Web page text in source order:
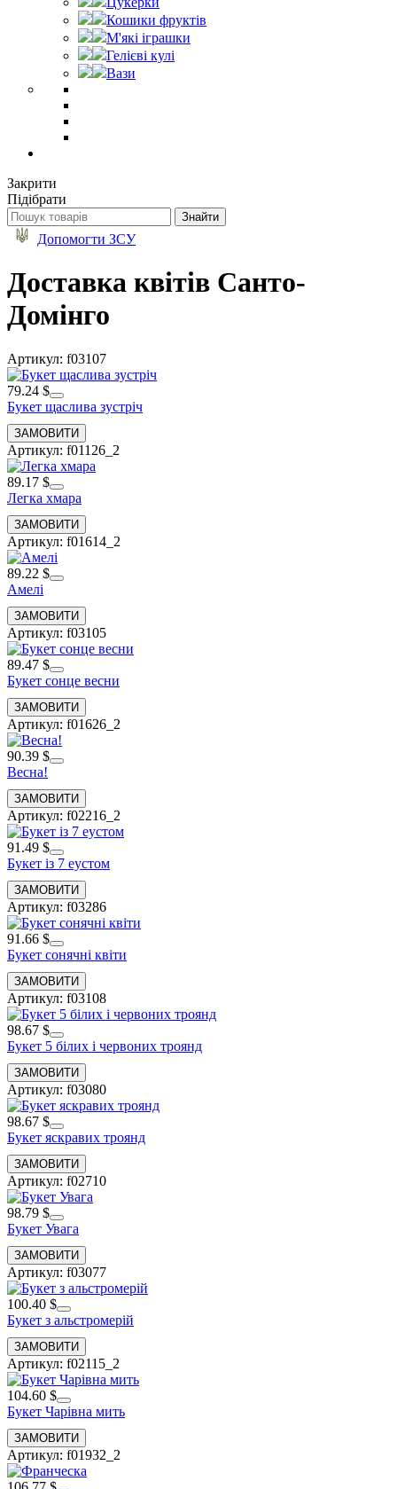
Кошики фруктів
М'які іграшки
Гелієві кулі
Вази
Закрити
Підібрати
Допомогти ЗСУ
Доставка квітів Санто-
Домінго
Артикул: f03107
79.24 $
Букет щаслива зустріч
Артикул: f01126_2
89.17 $
Легка хмара
Артикул: f01614_2
89.22 $
Амелі
Артикул: f03105
89.47 $
Букет сонце весни
Артикул: f01626_2
90.39 $
Весна!
Артикул: f02216_2
91.49 $
Букет із 7 еустом
Артикул: f03286
91.66 $
Букет сонячні квіти
Артикул: f03108
98.67 $
Букет 5 білих і червоних троянд
Артикул: f03080
98.67 $
Букет яскравих троянд
Артикул: f02710
98.79 $
Букет Увага
Артикул: f03077
100.40 $
Букет з альстромерій
Артикул: f02115_2
104.60 $
Букет Чарівна мить
Артикул: f01932_2